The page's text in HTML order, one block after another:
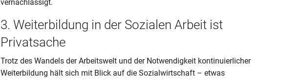
vernachlässigt.
3. Weiterbildung in der Sozialen Arbeit ist
Privatsache
Trotz des Wandels der Arbeitswelt und der Notwendigkeit kontinuierlicher
Weiterbildung hält sich mit Blick auf die Sozialwirtschaft – etwas